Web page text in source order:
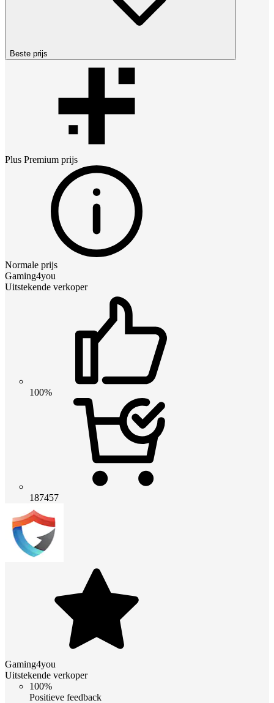
Beste prijs
Plus Premium prijs
Normale prijs
Gaming4you
Uitstekende verkoper
100%
187457
Gaming4you
Uitstekende verkoper
100%
Positieve feedback